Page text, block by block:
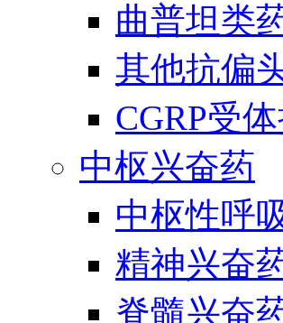
曲普坦类
其他抗偏
CGRP受
中枢兴奋药
中枢性呼
精神兴奋
脊髓兴奋